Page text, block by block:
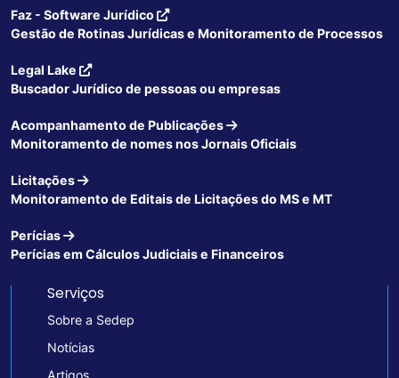
Faz - Software Jurídico
Gestão de Rotinas Jurídicas e Monitoramento de Processos
Legal Lake
Buscador Jurídico de pessoas ou empresas
Acompanhamento de Publicações
Monitoramento de nomes nos Jornais Oficiais
Licitações
Monitoramento de Editais de Licitações do MS e MT
Perícias
Perícias em Cálculos Judiciais e Financeiros
Serviços
Sobre a Sedep
Notícias
Artigos